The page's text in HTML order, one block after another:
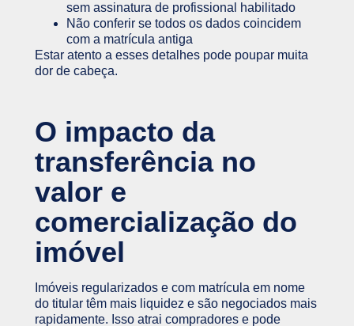
sem assinatura de profissional habilitado
Não conferir se todos os dados coincidem
com a matrícula antiga
Estar atento a esses detalhes pode poupar muita
dor de cabeça.
O impacto da
transferência no
valor e
comercialização do
imóvel
Imóveis regularizados e com matrícula em nome
do titular têm mais liquidez e são negociados mais
rapidamente. Isso atrai compradores e pode